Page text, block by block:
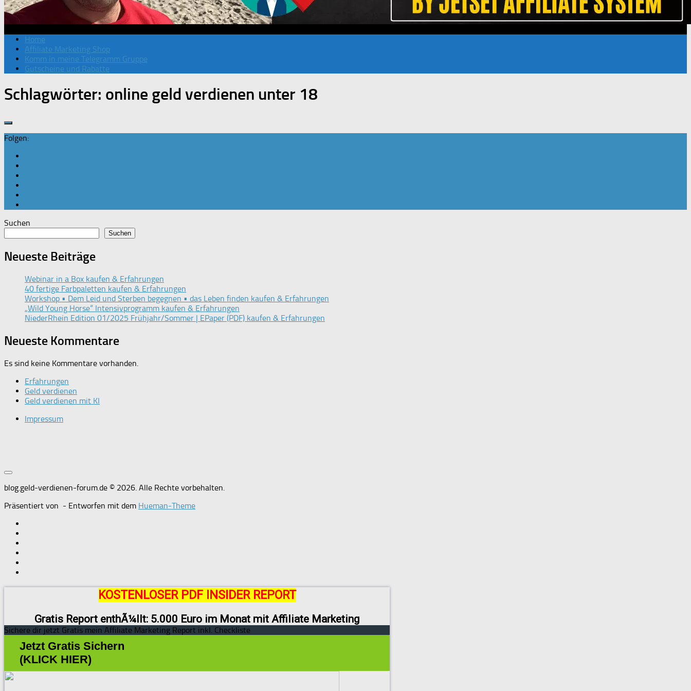
Home
Affiliate Marketing Shop
Komm in meine Telegramm Gruppe
Gutscheine und Rabatte
Schlagwörter: online geld verdienen unter 18
Folgen:
Suchen
Suchen
Neueste Beiträge
Webinar in a Box kaufen & Erfahrungen
40 fertige Farbpaletten kaufen & Erfahrungen
Workshop • Dem Leid und Sterben begegnen • das Leben finden kaufen & Erfahrungen
„Wild Young Horse“ Intensivprogramm kaufen & Erfahrungen
NiederRhein Edition 01/2025 Frühjahr/Sommer | EPaper (PDF) kaufen & Erfahrungen
Neueste Kommentare
Es sind keine Kommentare vorhanden.
Erfahrungen
Geld verdienen
Geld verdienen mit KI
Impressum
blog.geld-verdienen-forum.de © 2026. Alle Rechte vorbehalten.
Präsentiert von - Entworfen mit dem Hueman-Theme
KOSTENLOSER PDF INSIDER REPORT
Gratis Report enthÃ¼llt: 5.000 Euro im Monat mit Affiliate Marketing
Sichere dir jetzt Gratis mein Affiliate Marketing Report inkl. Checkliste
Jetzt Gratis Sichern
(KLICK HIER)